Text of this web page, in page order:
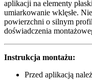
aplikacji na elementy
umiarkowanie wklęsłe.
powierzchni o silnym
doświadczenia
Instrukcja montażu:
Przed aplikacją